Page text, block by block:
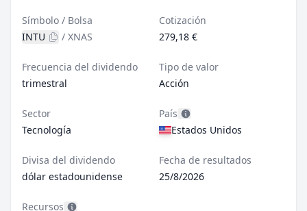
Símbolo / Bolsa
INTU
/ XNAS
Cotización
279,18 €
Frecuencia del dividendo
trimestral
Tipo de valor
Acción
Sector
Tecnología
País
Estados Unidos
Divisa del dividendo
dólar estadounidense
Fecha de resultados
25/8/2026
Recursos